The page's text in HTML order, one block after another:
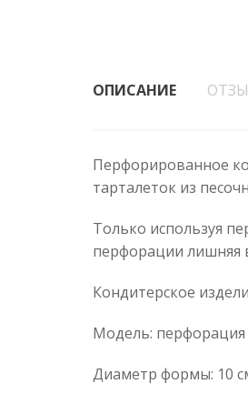
ОПИСАНИЕ
Перфорированное
тарталеток из
Только используя
перфорации лишняя
Кондитерское
Модель: перфорация
Диаметр формы: 10